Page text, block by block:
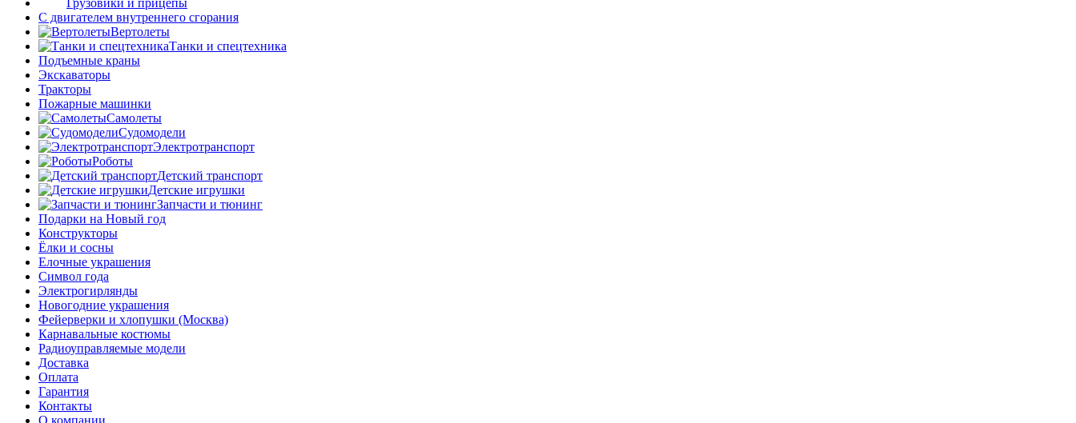
Грузовики и прицепы
С двигателем внутреннего сгорания
Вертолеты
Танки и спецтехника
Подъемные краны
Экскаваторы
Тракторы
Пожарные машинки
Самолеты
Судомодели
Электротранспорт
Роботы
Детский транспорт
Детские игрушки
Запчасти и тюнинг
Подарки на Новый год
Конструкторы
Ёлки и сосны
Елочные украшения
Символ года
Электрогирлянды
Новогодние украшения
Фейерверки и хлопушки (Москва)
Карнавальные костюмы
Радиоуправляемые модели
Доставка
Оплата
Гарантия
Контакты
О компании